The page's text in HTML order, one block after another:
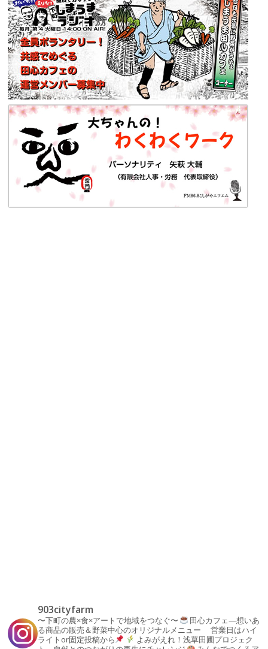
903cityfarm
〜下町の農×食×アートで地域をつなぐ〜
田心カフェ—想いあ
る商品の販売＆野菜中心のオリジナルメニュー 営業日はハイ
ライトor固定投稿から
よみがえれ！浅草田圃プロジェク